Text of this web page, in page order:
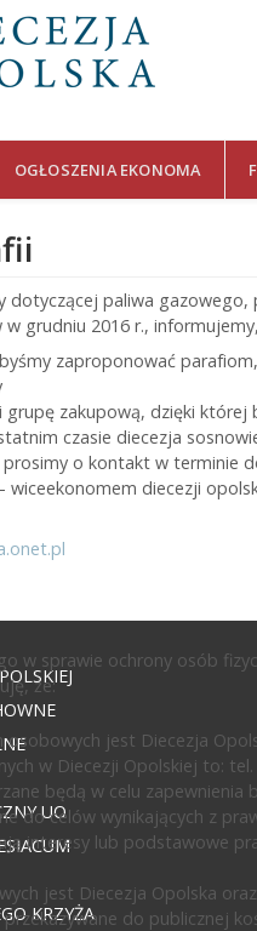
OGŁOSZENIA EKONOMA
dotyczącej paliwa gazowego,
grudniu 2016 r.,
zaproponować
grupę zakupową, dzięki
czasie diecezja
o kontakt w terminie
wiceekonomem diecezji
UO
KRZYŻA
w sprawie ochrony osób
że:
jest Diecezja
w Diecezji Opolskiej to: tel.
będą w celu
do celów wynikających z
interesy lub podstawowe
jest Diecezja Opolska
do publicznej